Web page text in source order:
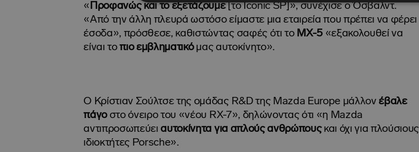
«Προφανώς και το εξετάζουμε[το Iconic SP]», συνέχισε ο Όσβαλντ.
«Από την άλλη πλευρά ωστόσο είμαστε μια εταιρεία που πρέπει να φέρει
έσοδα», πρόσθεσε, καθιστώντας σαφές ότι το MX-5«εξακολουθεί να
είναι τοπιο εμβληματικόμας αυτοκίνητο».
Ο Κρίστιαν Σούλτσε της ομάδας R&D της Mazda Europe μάλλον έβαλε
πάγοστο όνειρο του «νέου RX-7», δηλώνοντας ότι «η Mazda
αντιπροσωπεύει αυτοκίνητα για απλούς ανθρώπουςκαι όχι για πλούσιους
ιδιοκτήτες Porsche».